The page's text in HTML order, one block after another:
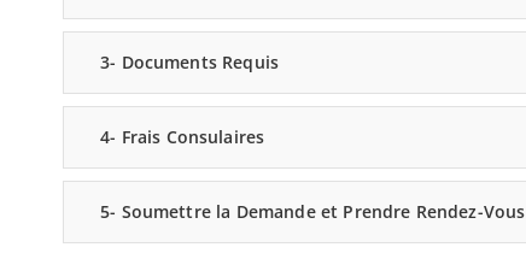
3- Documents Requis
4- Frais Consulaires
5- Soumettre la Demande et Prendre Rendez-Vous